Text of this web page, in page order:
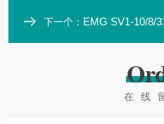
下一个： EMG SV1-10/8/315/
在线